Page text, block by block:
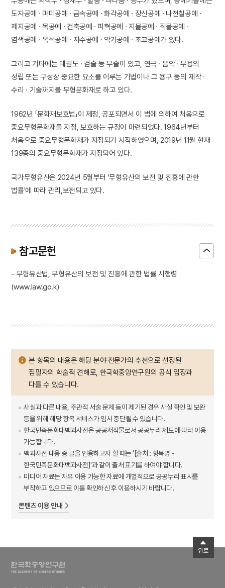
도자공예 · 마미공예 · 금속공예 · 화각공예 · 장신공예 · 나전칠공예 ·
제지공예 · 목공예 · 건축공예 · 피혁공예 · 지물공예 · 직물공예 ·
염색공예 · 옥석공예 · 자수공예 · 악기공예 · 초고공예가 있다.
그리고 기타에는 태권도 · 검술 등 무술이 있고, 연극 · 음악 · 무용의
성립 또는 구성상 중요한 요소를 이루는 기법이나 그 용구 등의 제작 ·
수리 · 기술까지를 무형문화재로 하고 있다.
1962년 「문화재보호법」이 제정, 공포되면서 이 법에 의하여 처음으로
중요무형문화재를 지정, 보호하는 규정이 마련되었다. 1964년부터
처음으로 중요무형문화재가 지정되기 시작하였으며, 2019년 11월 현재
139종의 중요무형문화재가 지정되어 있다.
국가무형유산은 2024년 5월부터 '무형유산의 보전 및 진흥에 관한
법률'에 따라 관리,보전되고 있다.
참고문헌
- 무형유산법, 무형유산의 보전 및 진흥에 관한 법률 시행령
(www.law.go.k)
본 항목의 내용은 해당 분야 전문가의 추천으로 선정된
집필자의 학술적 견해로, 한국학중앙연구원의 공식 입장과
다를 수 있습니다.
사실과 다른 내용, 주관적 서술 문제 등이 제기된 경우 사실 확인 및 보완
등을 위해 해당 항목 서비스가 임시 중단될 수 있습니다.
한국민족문화대백과사전은 공공저작물로서 공공누리 제도에 따라 이용
가능합니다.
백과사전 내용 중 글을 인용하고자 할 때는 '[출처 : 항목명 -
한국민족문화대백과사전]'과 같이 출처 표기를 하여야 합니다.
미디어 자료는 자유 이용 가능한 자료에 개별적으로 공공누리 표시를
부착하고 있으므로 이를 확인하신 후 이용하시기 바랍니다.
콘텐츠 이용 안내
위로